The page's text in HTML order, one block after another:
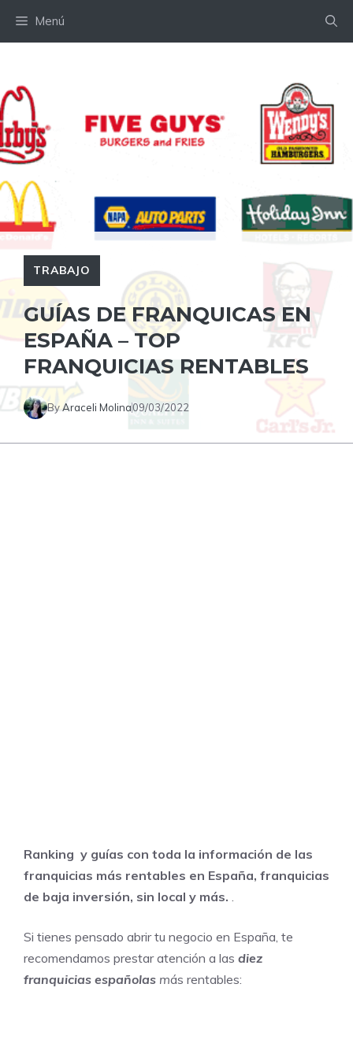
Menú
TRABAJO
GUÍAS DE FRANQUICAS EN
ESPAÑA – TOP
FRANQUICIAS RENTABLES
ByAraceli Molina09/03/2022
Ranking y guías con toda la información de las
franquicias más rentables en España, franquicias
de baja inversión, sin local y más. .
Si tienes pensado abrir tu negocio en España, te
recomendamos prestar atención a las diez
franquicias españolas más rentables: